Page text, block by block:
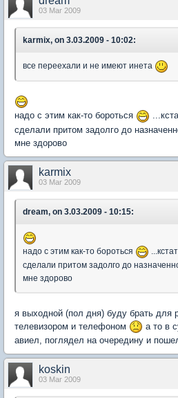
03 Mar 2009
karmix, on 3.03.2009 - 10:02:
все переехали и не имеют инета
надо с этим как-то бороться
сделали притом задолго до
мне здорово
karmix
03 Mar 2009
dream, on 3.03.2009 - 10:15:
надо с этим как-то бороться
сделали притом задолго до
мне здорово
я выходной (пол дня) буду брать для
телевизором и телефоном
а то в
авиел, поглядел на очередину и
koskin
03 Mar 2009